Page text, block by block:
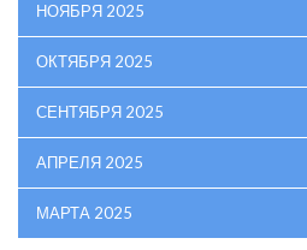
НОЯБРЯ 2025
ОКТЯБРЯ 2025
СЕНТЯБРЯ 2025
АПРЕЛЯ 2025
МАРТА 2025